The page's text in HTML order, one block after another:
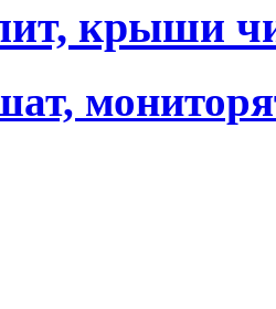
крыши